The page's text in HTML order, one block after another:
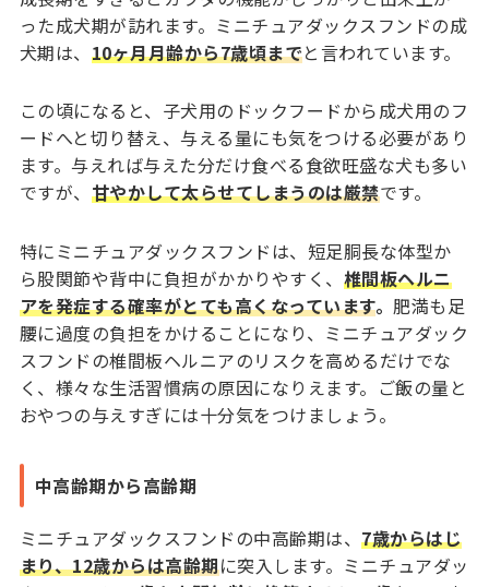
った成犬期が訪れます。ミニチュアダックスフンドの成
犬期は、 10ヶ月月齢から7歳頃までと言われています。
この頃になると、子犬用のドックフードから成犬用のフ
ードへと切り替え、与える量にも気をつける必要があり
ます。与えれば与えた分だけ食べる食欲旺盛な犬も多い
ですが、 甘やかして太らせてしまうのは厳禁です。
特にミニチュアダックスフンドは、短足胴長な体型か
ら股関節や背中に負担がかかりやすく、 椎間板ヘルニ
アを発症する確率がとても高くなっています。肥満も足
腰に過度の負担をかけることになり、ミニチュアダック
スフンドの椎間板ヘルニアのリスクを高めるだけでな
く、様々な生活習慣病の原因になりえます。ご飯の量と
おやつの与えすぎには十分気をつけましょう。
中高齢期から高齢期
ミニチュアダックスフンドの中高齢期は、7歳からはじ
まり、12歳からは高齢期に突入します。ミニチュアダッ